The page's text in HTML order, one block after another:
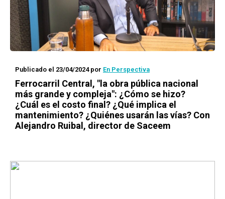
Publicado el 23/04/2024por En Perspectiva
Ferrocarril Central, "la obra pública nacional
más grande y compleja": ¿Cómo se hizo?
¿Cuál es el costo final? ¿Qué implica el
mantenimiento? ¿Quiénes usarán las vías? Con
Alejandro Ruibal, director de Saceem